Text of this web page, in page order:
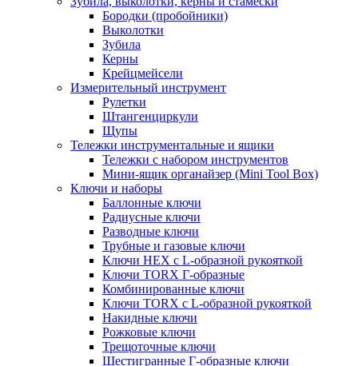
Бородки (пробойники)
Выколотки
Зубила
Керны
Крейцмейсели
Измерительный инструмент
Рулетки
Штангенциркули
Щупы
Тележки инструментальные и ящики
Тележки с набором инструментов
Мини-ящик органайзер (Mini Tool Box)
Ключи и наборы
Баллонные ключи
Радиусные ключи
Разводные ключи
Трубные и газовые ключи
Ключи HEX с L-образной рукояткой
Ключи TORX Г-образные
Комбинированные ключи
Ключи TORX с L-образной рукояткой
Накидные ключи
Рожковые ключи
Трещоточные ключи
Шестигранные Г-образные ключи